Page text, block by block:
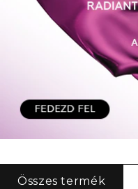
Összes termék